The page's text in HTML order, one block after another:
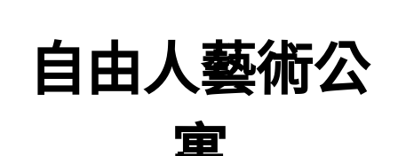
自由人藝術公